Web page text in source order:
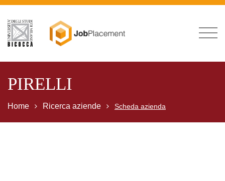
PIRELLI
Home Ricerca aziende Scheda azienda